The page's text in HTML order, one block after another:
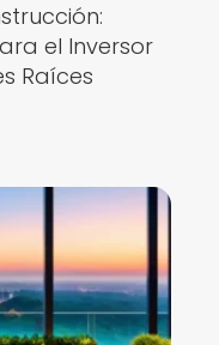
el Inversor
Raíces